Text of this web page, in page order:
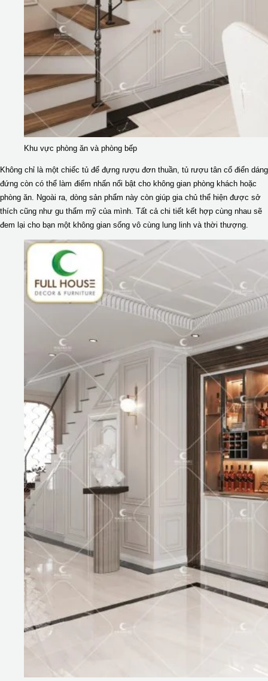
Khu vực phòng ăn và phòng bếp
Không chỉ là một chiếc tủ để đựng rượu đơn thuần, tủ rượu tân cổ điển dáng
đứng còn có thể làm điểm nhấn nổi bật cho không gian phòng khách hoặc
phòng ăn. Ngoài ra, dòng sản phẩm này còn giúp gia chủ thể hiện được sở
thích cũng như gu thẩm mỹ của mình. Tất cả chi tiết kết hợp cùng nhau sẽ
đem lại cho bạn một không gian sống vô cùng lung linh và thời thượng.